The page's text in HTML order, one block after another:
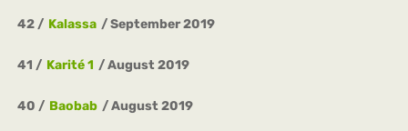
42 Kalassa September 2019
41 Karité 1 August 2019
40 Baobab August 2019